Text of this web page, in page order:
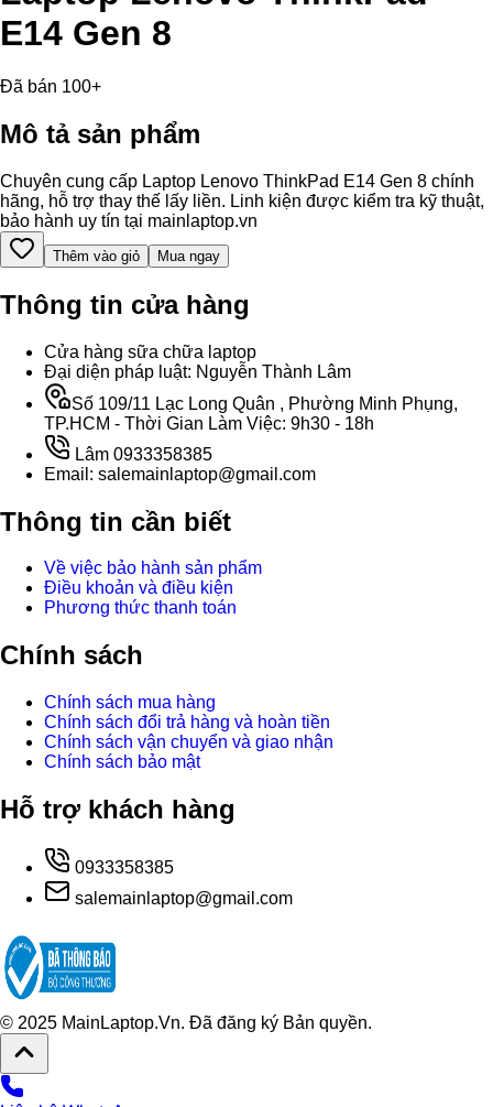
E14 Gen 8
Đã bán 100+
Mô tả sản phẩm
Chuyên cung cấp Laptop Lenovo ThinkPad E14 Gen 8 chính
hãng, hỗ trợ thay thế lấy liền. Linh kiện được kiểm tra kỹ thuật,
bảo hành uy tín tại mainlaptop.vn
Thêm vào giỏ Mua ngay
Thông tin cửa hàng
Cửa hàng sữa chữa laptop
Đại diện pháp luật: Nguyễn Thành Lâm
Số 109/11 Lạc Long Quân , Phường Minh Phụng,
TP.HCM - Thời Gian Làm Việc: 9h30 - 18h
Lâm 0933358385
Email: salemainlaptop@gmail.com
Thông tin cần biết
Về việc bảo hành sản phẩm
Điều khoản và điều kiện
Phương thức thanh toán
Chính sách
Chính sách mua hàng
Chính sách đổi trả hàng và hoàn tiền
Chính sách vận chuyển và giao nhận
Chính sách bảo mật
Hỗ trợ khách hàng
0933358385
salemainlaptop@gmail.com
© 2025 MainLaptop.Vn. Đã đăng ký Bản quyền.